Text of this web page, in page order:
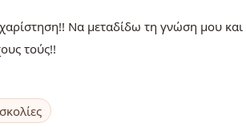
Να μεταδίδω τη γνώση μου
τούς!!